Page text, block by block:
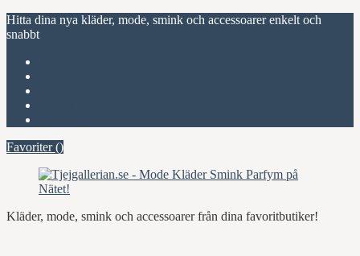
Hitta dina nya kläder, mode, smink och accessoarer enkelt och
snabbt
Favoriter ()
Kläder, mode, smink och accessoarer från dina favoritbutiker!